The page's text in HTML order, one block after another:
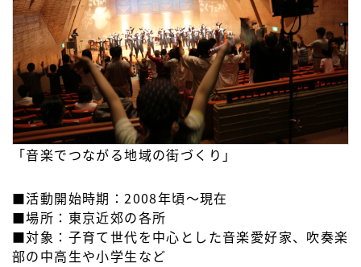
「音楽でつながる地域の街づくり」
■活動開始時期：2008年頃～現在
■場所：東京近郊の各所
■対象：子育て世代を中心とした音楽愛好家、吹奏楽
部の中高生や小学生など